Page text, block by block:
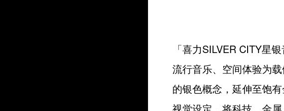
「喜力SILVER CITY星
流行音乐、空间体验为
的银色概念，延伸至饱